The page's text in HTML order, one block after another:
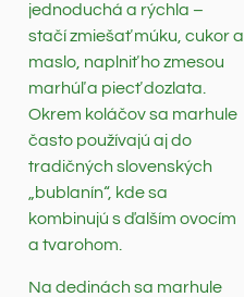
jednoduchá a rýchla –
stačí zmiešať múku, cukor a
maslo, naplniť ho zmesou
marhúľ a piecť dozlata.
Okrem koláčov sa marhule
často používajú aj do
tradičných slovenských
„bublanín“, kde sa
kombinujú s ďalším ovocím
a tvarohom.
Na dedinách sa marhule